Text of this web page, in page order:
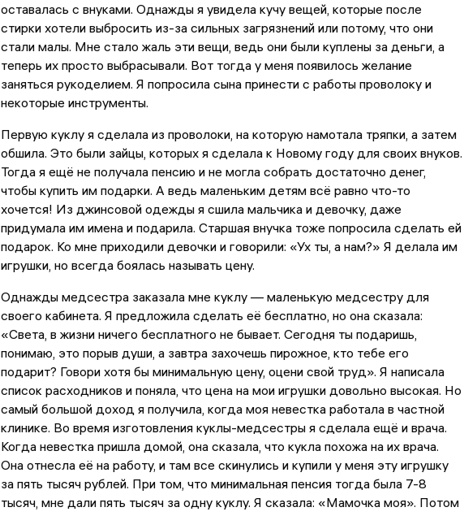
оставалась с внуками. Однажды я увидела кучу вещей, которые после
стирки хотели выбросить из-за сильных загрязнений или потому, что они
стали малы. Мне стало жаль эти вещи, ведь они были куплены за деньги, а
теперь их просто выбрасывали. Вот тогда у меня появилось желание
заняться рукоделием. Я попросила сына принести с работы проволоку и
некоторые инструменты.
Первую куклу я сделала из проволоки, на которую намотала тряпки, а затем
обшила. Это были зайцы, которых я сделала к Новому году для своих внуков.
Тогда я ещё не получала пенсию и не могла собрать достаточно денег,
чтобы купить им подарки. А ведь маленьким детям всё равно что-то
хочется! Из джинсовой одежды я сшила мальчика и девочку, даже
придумала им имена и подарила. Старшая внучка тоже попросила сделать ей
подарок. Ко мне приходили девочки и говорили: «Ух ты, а нам?» Я делала им
игрушки, но всегда боялась называть цену.
Однажды медсестра заказала мне куклу — маленькую медсестру для
своего кабинета. Я предложила сделать её бесплатно, но она сказала:
«Света, в жизни ничего бесплатного не бывает. Сегодня ты подаришь,
понимаю, это порыв души, а завтра захочешь пирожное, кто тебе его
подарит? Говори хотя бы минимальную цену, оцени свой труд». Я написала
список расходников и поняла, что цена на мои игрушки довольно высокая. Но
самый большой доход я получила, когда моя невестка работала в частной
клинике. Во время изготовления куклы-медсестры я сделала ещё и врача.
Когда невестка пришла домой, она сказала, что кукла похожа на их врача.
Она отнесла её на работу, и там все скинулись и купили у меня эту игрушку
за пять тысяч рублей. При том, что минимальная пенсия тогда была 7-8
тысяч, мне дали пять тысяч за одну куклу. Я сказала: «Мамочка моя». Потом